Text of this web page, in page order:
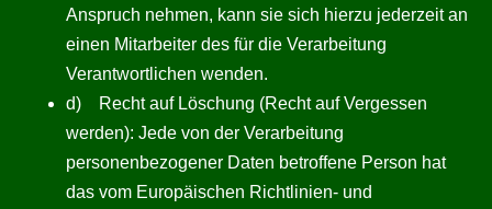
Anspruch nehmen, kann sie sich hierzu jederzeit an
einen Mitarbeiter des für die Verarbeitung
Verantwortlichen wenden.
d) Recht auf Löschung (Recht auf Vergessen
werden): Jede von der Verarbeitung
personenbezogener Daten betroffene Person hat
das vom Europäischen Richtlinien- und